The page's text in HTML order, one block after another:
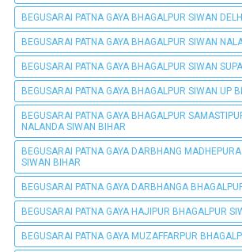
BEGUSARAI PATNA GAYA BHAGALPUR SIWAN
BEGUSARAI PATNA GAYA BHAGALPUR SIWAN
BEGUSARAI PATNA GAYA BHAGALPUR SIWAN
BEGUSARAI PATNA GAYA BHAGALPUR SIWAN UP
BEGUSARAI PATNA GAYA BHAGALPUR
NALANDA SIWAN BIHAR
BEGUSARAI PATNA GAYA DARBHANG
SIWAN BIHAR
BEGUSARAI PATNA GAYA DARBHANGA
BEGUSARAI PATNA GAYA HAJIPUR BHAGALPUR
BEGUSARAI PATNA GAYA MUZAFFARPUR